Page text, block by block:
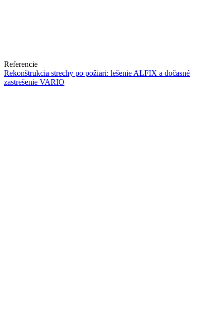
Referencie
Rekonštrukcia strechy po požiari: lešenie ALFIX a dočasné
zastrešenie VARIO